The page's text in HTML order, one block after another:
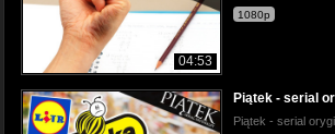
04:53
1080p
Piątek - serial
Piątek - serial